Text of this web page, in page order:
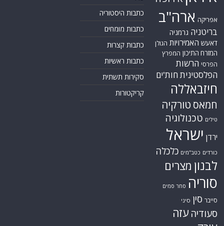
אפריקה ארה"ב
בריטניה גרמניה
דאעש האמירויות הגולן
המזרח התיכון המפרץ
הפרסי הרשות
הפלסטיניתחות'ים
חיזבאללה
חמאס טורקיה
טילים טכנולוגיה
ירדן ישראל
כורדים כטב"מים כלכלה
לבנון מצרים
סוריה סחר סמים
סייבר סין סיני
סעודיה עזה
כתבות היסטוריה
כתבות מומחים
כתבות קצרות
כתבות ראשיות
סקירות תשתית
קריקטורות